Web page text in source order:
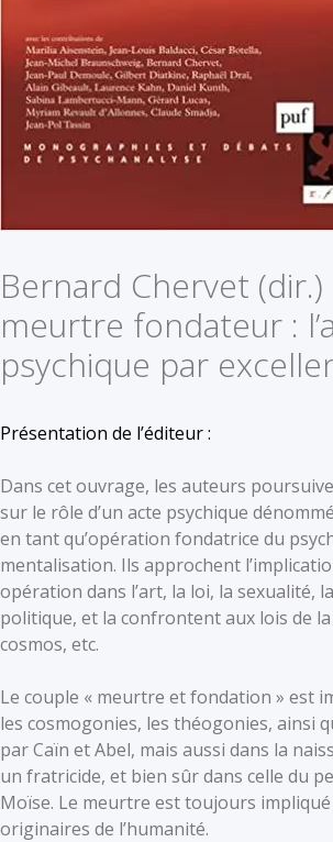
Bernard Chervet
meurtre fondateur :
psychique par
Présentation de l’éditeur :
Dans cet ouvrage, les auteurs
sur le rôle d’un acte psychique
en tant qu’opération fondatrice du
mentalisation. Ils approchent
opération dans l’art, la loi, la sexualité,
politique, et la confrontent aux lois de
cosmos, etc.
Le couple « meurtre et fondation » est
les cosmogonies, les théogonies, ainsi
par Caïn et Abel, mais aussi dans la
un fratricide, et bien sûr dans celle du
Moïse. Le meurtre est toujours
originaires de l’humanité.